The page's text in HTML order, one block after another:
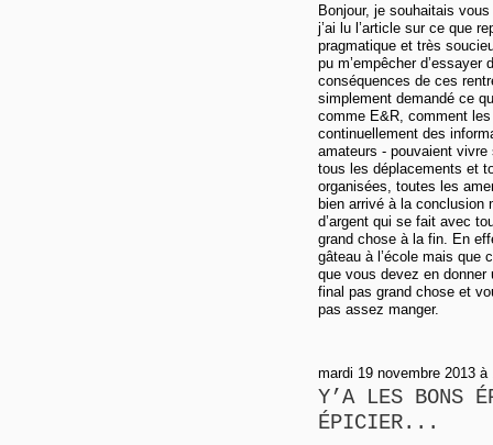
Bonjour, je souhaitais
j’ai lu l’article sur ce que
pragmatique et très
pu m’empêcher
conséquences de ces
simplement demandé ce
comme E&R, comment
continuellement des
amateurs - pouvaient
tous les déplacements et
organisées, toutes les
bien arrivé à la conclusion
d’argent qui se fait avec
grand chose à la fin. En
gâteau à l’école mais que
que vous devez en
final pas grand chose et
pas assez manger.
mardi 19 novembre 2013 à
Y’A LES BONS
ÉPICIER...